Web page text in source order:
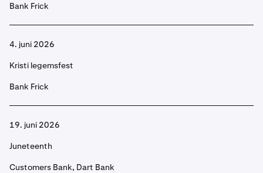
Bank Frick
4. juni 2026
Kristi legemsfest
Bank Frick
19. juni 2026
Juneteenth
Customers Bank, Dart Bank